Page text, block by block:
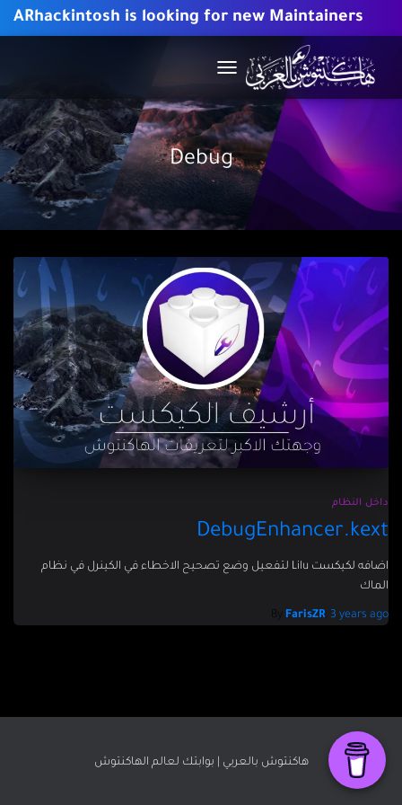
ARhackintosh is looking for new Maintainers
Debug
داخل النظام
DebugEnhancer.kext
اضافه لكيكست Lilu لتفعيل وضع تصحيح الاخطاء في الكينرل في نظام
الماك
FarisZR, 3 years ago
هاكنتوش بالعربي | بوابتك لعالم الهاكنتوش